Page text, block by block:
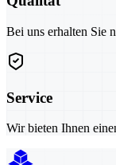
Bei uns erhalten Sie
Service
Wir bieten Ihnen